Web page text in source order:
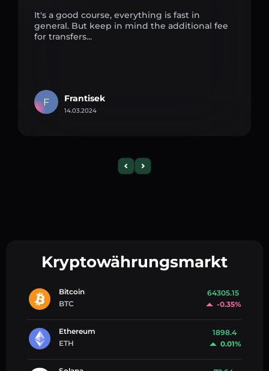
It's a good course, everything is fast in
general. But keep in mind the additional fee
for transfers...
F Frantisek
14.03.2024
Kryptowährungsmarkt
Bitcoin
BTC
64305.15
-0.35%
Ethereum
ETH
1898.4
0.01%